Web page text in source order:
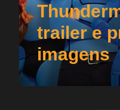
trailer e
imagens